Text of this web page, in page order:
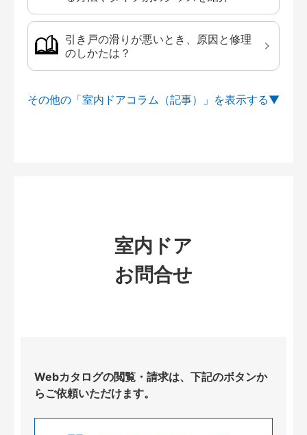
引き戸の滑りが悪いとき、原因と修理
のしかたは？
その他の「室内ドアコラム（記事）」を
室内ドア
お問合せ
Webカタログの閲覧・請求は、下記のボタンか
らご依頼いただけます。